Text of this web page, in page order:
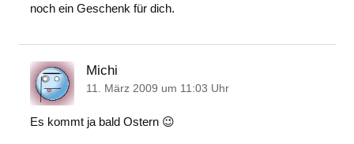
noch ein Geschenk für dich.
Michi
11. März 2009 um 11:03 Uhr
Es kommt ja bald Ostern 😉